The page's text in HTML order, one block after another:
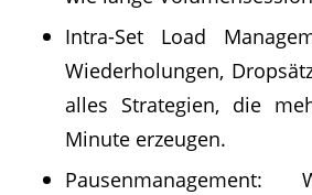
Intra-Set Load
Wiederholungen,
alles Strategien, die
Minute erzeugen.
Pausenmanagement: